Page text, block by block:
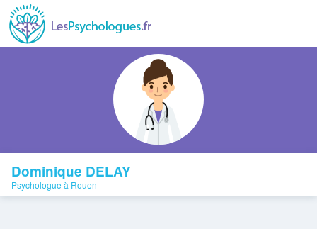
Dominique DELAY
Psychologue à Rouen